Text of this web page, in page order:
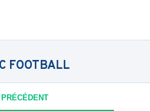
FOOTBALL
PRÉCÉDENT